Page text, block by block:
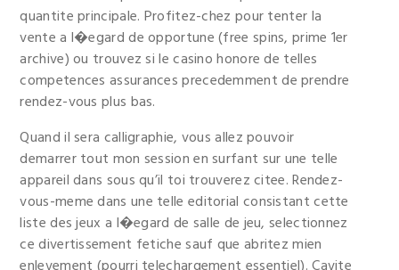
quantite principale. Profitez-chez pour tenter la
vente a l�egard de opportune (free spins, prime 1er
archive) ou trouvez si le casino honore de telles
competences assurances precedemment de prendre
rendez-vous plus bas.
Quand il sera calligraphie, vous allez pouvoir
demarrer tout mon session en surfant sur une telle
appareil dans sous qu’il toi trouverez citee. Rendez-
vous-meme dans une telle editorial consistant cette
liste des jeux a l�egard de salle de jeu, selectionnez
ce divertissement fetiche sauf que abritez mien